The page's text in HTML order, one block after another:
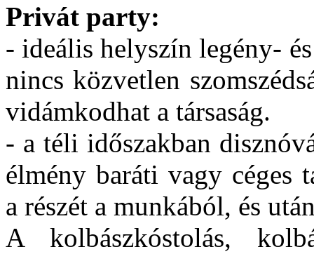
Privát party:
- ideális helyszín legény-
nincs közvetlen
vidámkodhat a társaság.
- a téli időszakban
élmény baráti vagy céges
a részét a munkából, és
A kolbászkóstolás,